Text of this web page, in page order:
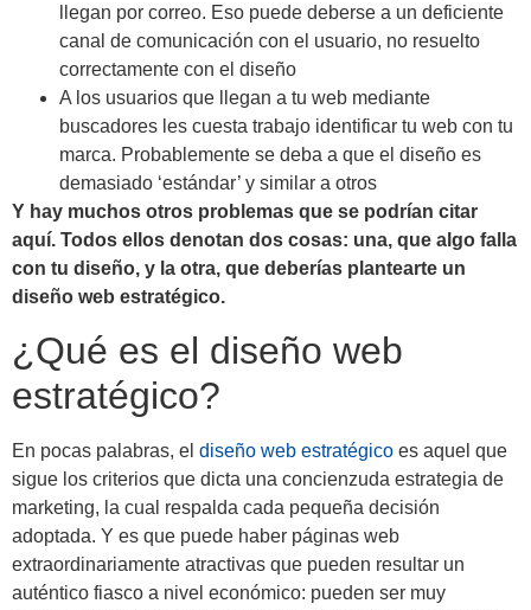
llegan por correo. Eso puede deberse a un deficiente
canal de comunicación con el usuario, no resuelto
correctamente con el diseño
A los usuarios que llegan a tu web mediante
buscadores les cuesta trabajo identificar tu web con tu
marca. Probablemente se deba a que el diseño es
demasiado ‘estándar’ y similar a otros
Y hay muchos otros problemas que se podrían citar
aquí. Todos ellos denotan dos cosas: una, que algo falla
con tu diseño, y la otra, que deberías plantearte un
diseño web estratégico.
¿Qué es el diseño web
estratégico?
En pocas palabras, el diseño web estratégico es aquel que
sigue los criterios que dicta una concienzuda estrategia de
marketing, la cual respalda cada pequeña decisión
adoptada. Y es que puede haber páginas web
extraordinariamente atractivas que pueden resultar un
auténtico fiasco a nivel económico: pueden ser muy